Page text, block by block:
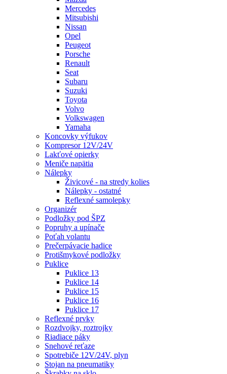
Mercedes
Mitsubishi
Nissan
Opel
Peugeot
Porsche
Renault
Seat
Subaru
Suzuki
Toyota
Volvo
Volkswagen
Yamaha
Koncovky výfukov
Kompresor 12V/24V
Lakťové opierky
Meniče napätia
Nálepky
Živicové - na stredy kolies
Nálepky - ostatné
Reflexné samolepky
Organizér
Podložky pod ŠPZ
Popruhy a upínače
Poťah volantu
Prečerpávacie hadice
Protišmykové podložky
Puklice
Puklice 13
Puklice 14
Puklice 15
Puklice 16
Puklice 17
Reflexné prvky
Rozdvojky, roztrojky
Riadiace páky
Snehové reťaze
Spotrebiče 12V/24V, plyn
Stojan na pneumatiky